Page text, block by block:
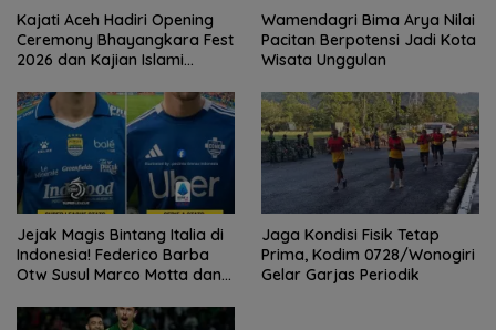
Kajati Aceh Hadiri Opening
Ceremony Bhayangkara Fest
2026 dan Kajian Islami
Adi Hidayat
Wamendagri Bima Arya Nilai
Pacitan Berpotensi Jadi Kota
Wisata Unggulan
Jejak Magis Bintang Italia di
Indonesia! Federico Barba
Otw Susul Marco Motta dan
Trofi?
Jaga Kondisi Fisik Tetap
Prima, Kodim 0728/Wonogiri
Gelar Garjas Periodik